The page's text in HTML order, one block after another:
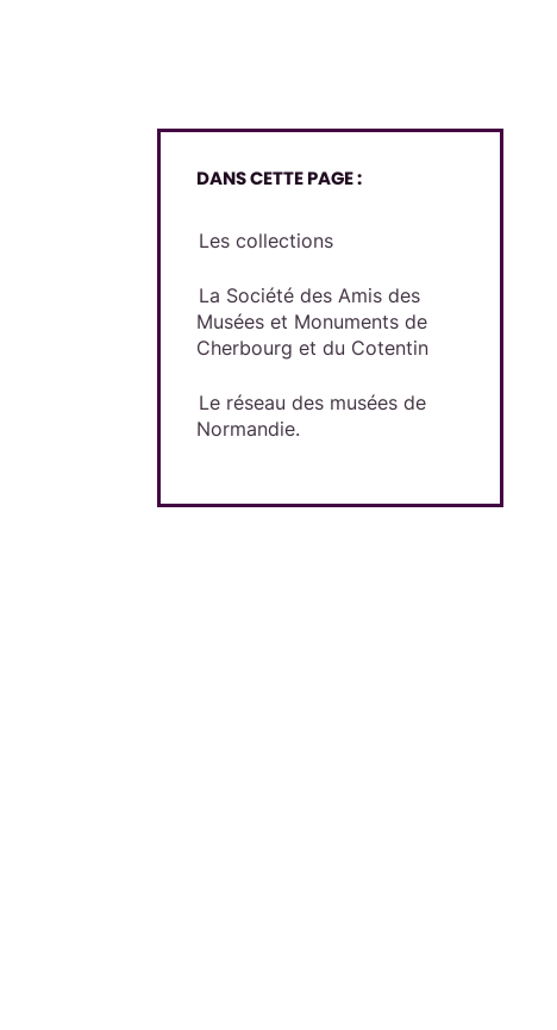
DANS CETTE PAGE :
Les collections
La Société des Amis des
Musées et Monuments de
Cherbourg et du Cotentin
Le réseau des musées de
Normandie.